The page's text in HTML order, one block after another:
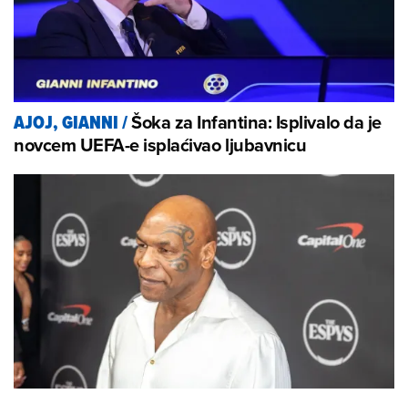
AJOJ, GIANNI/Šoka za Infantina: Isplivalo da je
novcem UEFA-e isplaćivao ljubavnicu